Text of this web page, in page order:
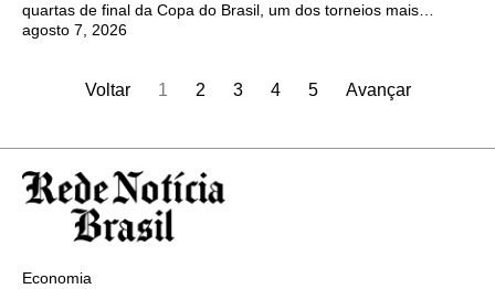
quartas de final da Copa do Brasil, um dos torneios mais…
agosto 7, 2026
Voltar 1 2 3 4 5 Avançar
Economia